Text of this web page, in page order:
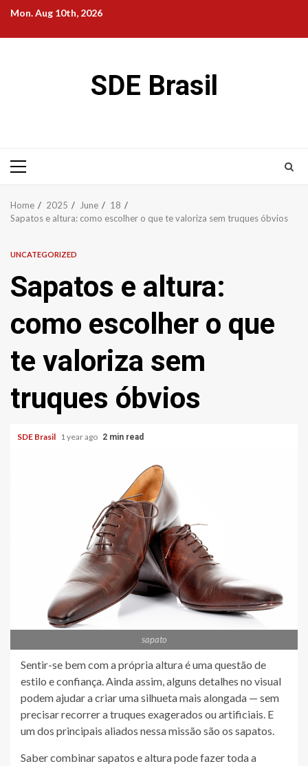
Skip
content
Mon. Aug 10th, 2026
SDE Brasil
Primary
Home 2025 June
18
Sapatos e altura: como escolher o que te valoriza sem truques óbvios
UNCATEGORIZED
Sapatos e altura:
como escolher o que
te valoriza sem
truques óbvios
SDE Brasil 1 year ago 2 min read
sapato
Sentir-se bem com a própria altura é uma questão de
estilo e confiança. Ainda assim, alguns detalhes no visual
podem ajudar a criar uma silhueta mais alongada — sem
precisar recorrer a truques exagerados ou artificiais. E
um dos principais aliados nessa missão são os sapatos.
Saber combinar sapatos e altura pode fazer toda a